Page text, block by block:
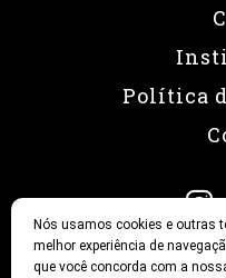
Política
Nós usamos cookies e outras
melhor experiência de
que você concorda com a